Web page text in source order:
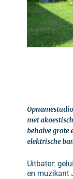
met
behalve grote
elektrische
Uitbater:
en muzikant